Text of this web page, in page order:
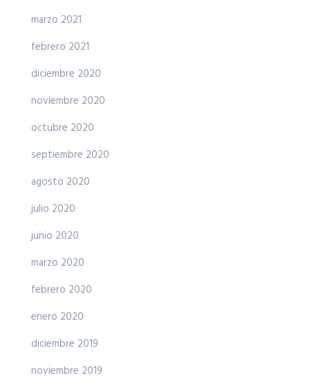
marzo 2021
febrero 2021
diciembre 2020
noviembre 2020
octubre 2020
septiembre 2020
agosto 2020
julio 2020
junio 2020
marzo 2020
febrero 2020
enero 2020
diciembre 2019
noviembre 2019